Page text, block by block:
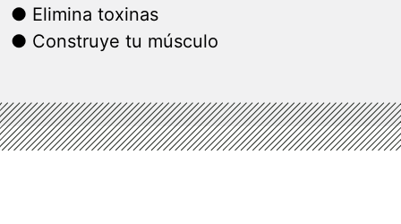
● Elimina toxinas
● Construye tu músculo